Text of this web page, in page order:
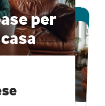
per
veloce e
speciali